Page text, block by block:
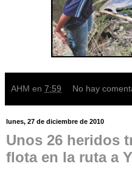
AHM en 7:59 No hay
lunes, 27 de diciembre de 2010
Unos 26 heridos
flota en la ruta a